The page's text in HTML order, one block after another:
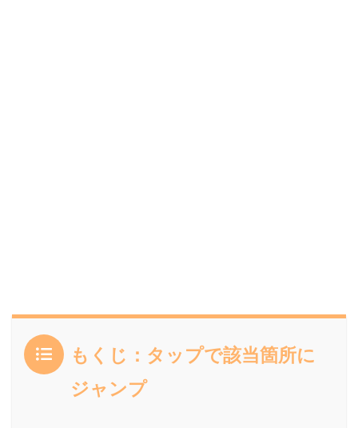
もくじ：タップで該当箇所に
ジャンプ